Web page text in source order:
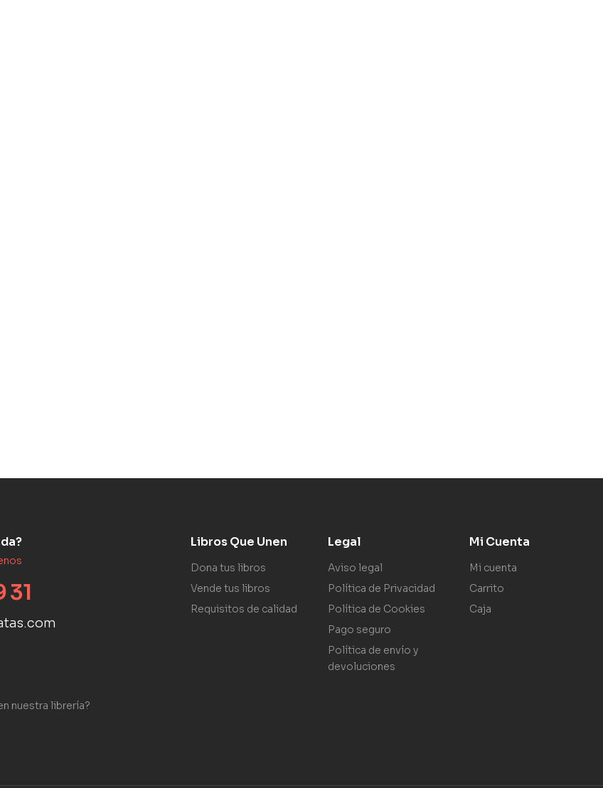
31
nuestra librería?
Libros Que Unen
Dona tus libros
Vende tus libros
Requisitos de calidad
Legal
Aviso legal
Política de Privacidad
Política de Cookies
Pago seguro
Política de envío y
devoluciones
Mi Cuenta
Mi cuenta
Carrito
Caja